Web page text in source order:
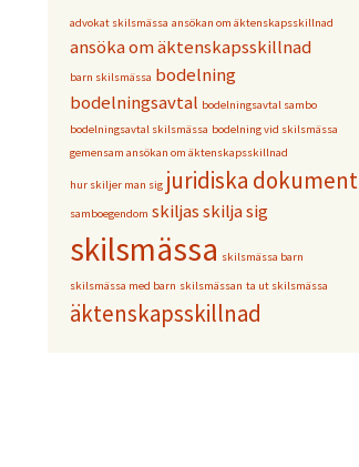
advokat skilsmässa ansökan om äktenskapsskillnad
ansöka om äktenskapsskillnad
barn skilsmässa bodelning
bodelningsavtal bodelningsavtal sambo
bodelningsavtal skilsmässa bodelning vid skilsmässa
gemensam ansökan om äktenskapsskillnad
hur skiljer man sig juridiska dokument
samboegendom skiljasskilja sig
skilsmässa skilsmässa barn
skilsmässa med barn skilsmässan ta ut skilsmässa
äktenskapsskillnad